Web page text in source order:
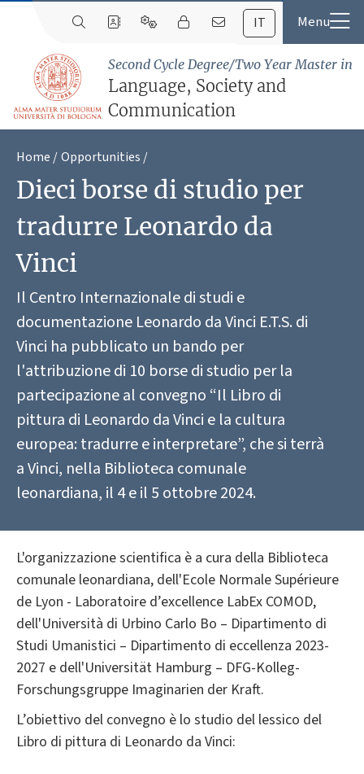
IT
Second Cycle Degree/Two Year Master in
Language, Society and
Communication
Home Opportunities
Dieci borse di studio per
tradurre Leonardo da
Vinci
Il Centro Internazionale di studi e
documentazione Leonardo da Vinci E.T.S. di
Vinci ha pubblicato un bando per
l'attribuzione di 10 borse di studio per la
partecipazione al convegno “Il Libro di
pittura di Leonardo da Vinci e la cultura
europea: tradurre e interpretare”, che si terrà
a Vinci, nella Biblioteca comunale
leonardiana, il 4 e il 5 ottobre 2024.
L'organizzazione scientifica è a cura della Biblioteca
comunale leonardiana, dell'Ecole Normale Supérieure
de Lyon - Laboratoire d’excellence LabEx COMOD,
dell'Università di Urbino Carlo Bo – Dipartimento di
Studi Umanistici – Dipartimento di eccellenza 2023-
2027 e dell'Universität Hamburg – DFG-Kolleg-
Forschungsgruppe Imaginarien der Kraft.
L’obiettivo del convegno è lo studio del lessico del
Libro di pittura di Leonardo da Vinci: